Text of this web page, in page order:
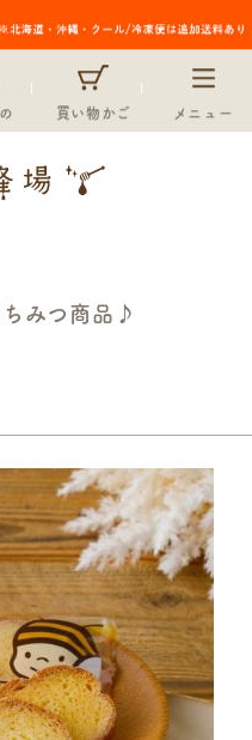
買い物かご メニュー
みつ商品♪